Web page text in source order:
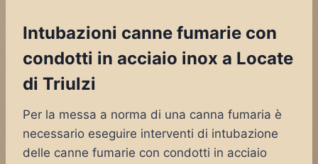
Intubazioni canne fumarie con
condotti in acciaio inox a Locate
di Triulzi
Per la messa a norma di una canna fumaria è
necessario eseguire interventi di intubazione
delle canne fumarie con condotti in acciaio